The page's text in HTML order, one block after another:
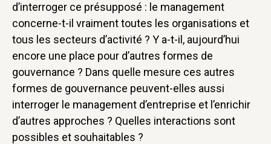
d’interroger ce présupposé : le management
concerne-t-il vraiment toutes les organisations et
tous les secteurs d’activité ? Y a-t-il, aujourd’hui
encore une place pour d’autres formes de
gouvernance ? Dans quelle mesure ces autres
formes de gouvernance peuvent-elles aussi
interroger le management d’entreprise et l’enrichir
d’autres approches ? Quelles interactions sont
possibles et souhaitables ?